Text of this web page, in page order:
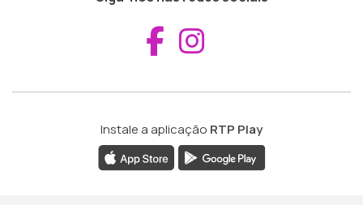
Aceder ao
Instale a aplicação RTP Play